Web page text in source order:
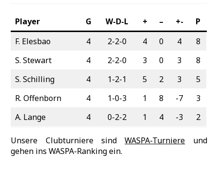
Player G W-D-L + – +-
P
F. Elesbao
4 2-2-0 4 0 4
8
S. Stewart
4 2-2-0 3 0 3
8
S. Schilling
4 1-2-1 5 2 3
5
R. Offenborn
4 1-0-3 1 8 -7
3
A. Lange
4 0-2-2 1 4 -3 2
Unsere Clubturniere sindWASPA-Turniere und
gehen ins WASPA-Ranking ein.